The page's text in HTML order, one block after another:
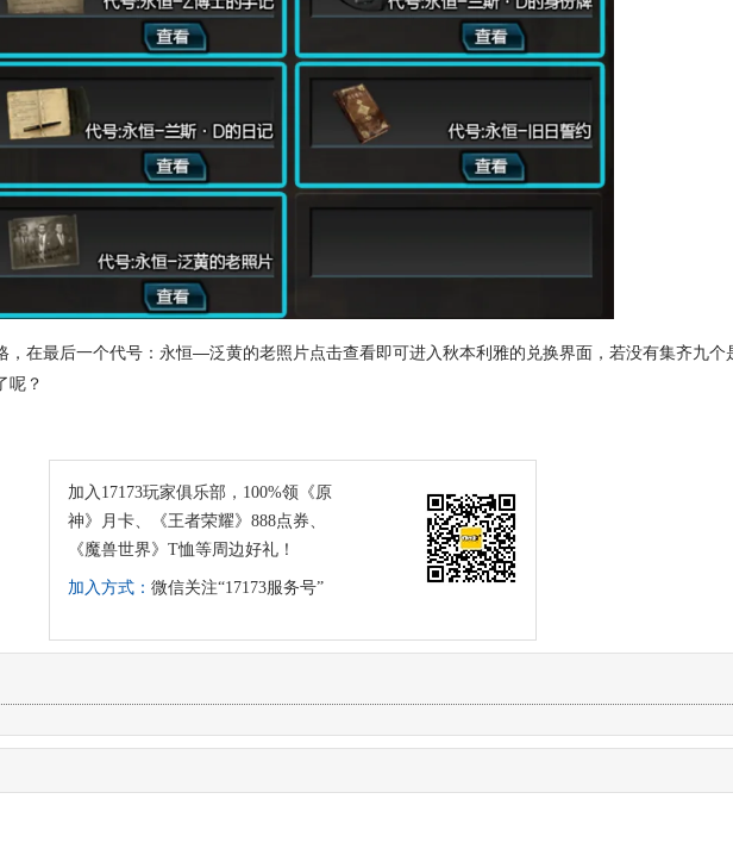
在最后一个代号：永恒—泛黄的老照片点击查看即可进入秋本利雅的兑换界面，若没有集齐九
呢？
加入17173玩家俱乐部，100%领《原
神》月卡、《王者荣耀》888点券、
《魔兽世界》T恤等周边好礼！
加入方式： 微信关注“17173服务号”